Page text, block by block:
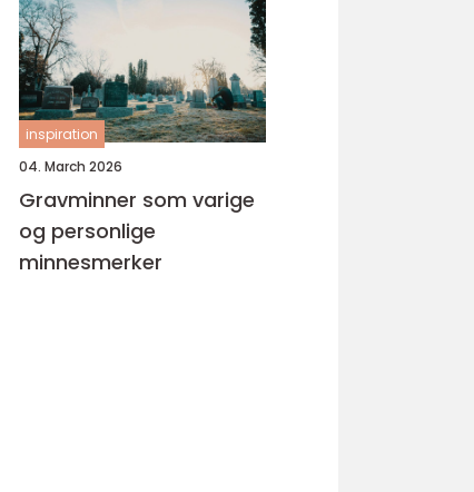
inspiration
04. March 2026
Gravminner som varige
og personlige
minnesmerker